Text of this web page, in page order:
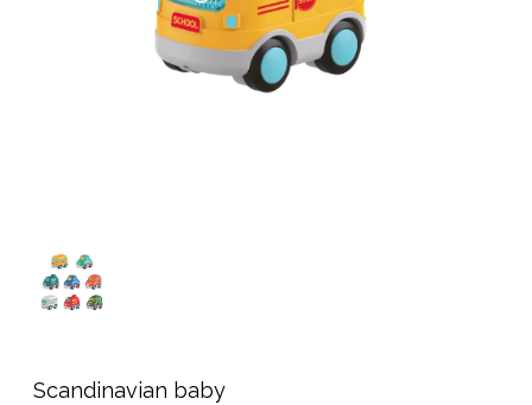
Scandinavian baby
Reservedeler
Kampanjer
Kontakt oss på